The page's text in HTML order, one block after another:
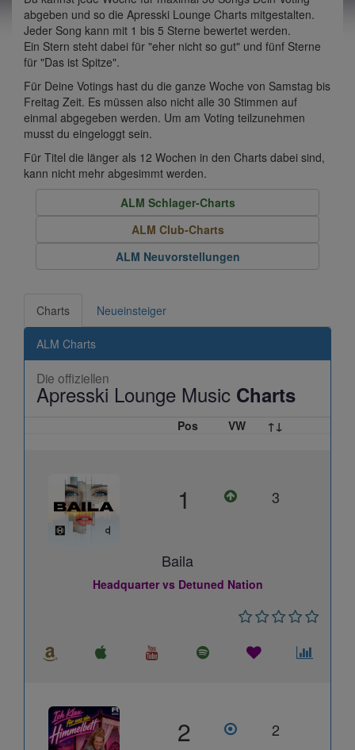
abgeben und so die Apresski Lounge Charts mitgestalten.
Jeder Song kann mit 1 bis 5 Sterne bewertet werden.
Ein Stern steht dabei für "eher nicht so gut" und fünf Sterne
für "Das ist Spitze".
Für Deine Votings hast du die ganze Woche von Samstag bis
Freitag Zeit. Es müssen also nicht alle 30 Stimmen auf
einmal abgegeben werden. Um am Voting teilzunehmen
musst du eingeloggt sein.
Für Titel die länger als 12 Wochen in den Charts dabei sind,
kann nicht mehr abgesimmt werden.
ALM Schlager-Charts
ALM Club-Charts
ALM Neuvorstellungen
Charts Neueinsteiger
ALM Charts
Die offiziellen
Apresski Lounge Music Charts
Pos VW ↑↓
1 3
Baila
Headquarter vs Detuned Nation
2 2